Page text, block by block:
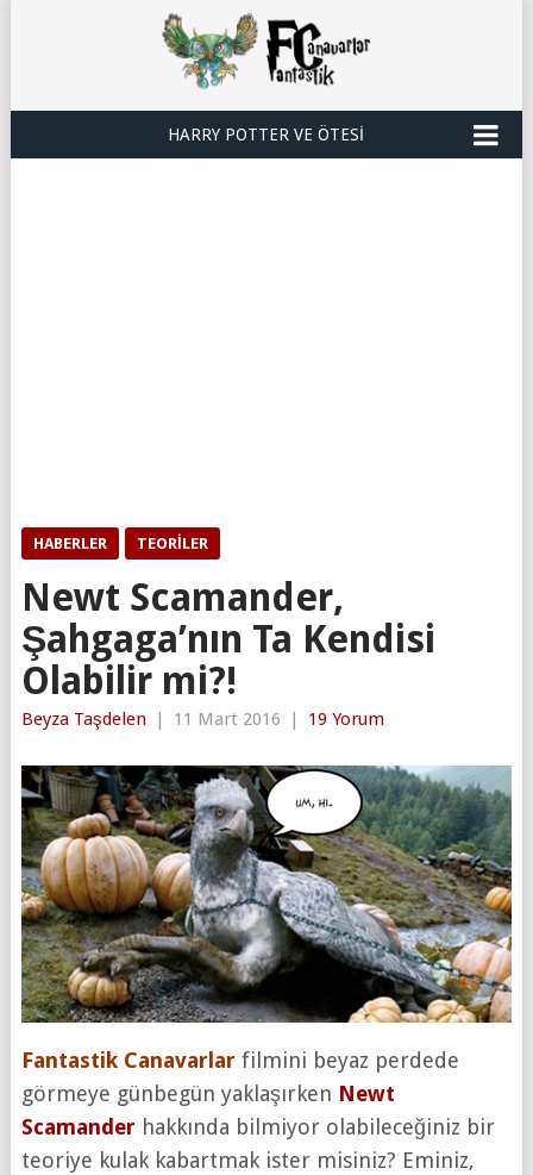
HARRY POTTER VE ÖTESI
HABERLER TEORILER
Newt Scamander,
Şahgaga’nın Ta Kendisi
Olabilir mi?!
Beyza Taşdelen | 11 Mart 2016 | 19 Yorum
Fantastik Canavarlar filmini beyaz perdede
görmeye günbegün yaklaşırken Newt
Scamander hakkında bilmiyor olabileceğiniz bir
teoriye kulak kabartmak ister misiniz? Eminiz,